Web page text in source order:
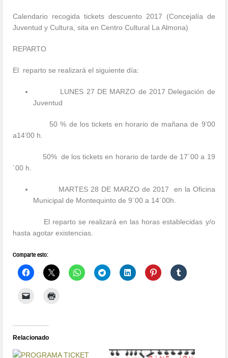
Calendario recogida tickets descuento 2017 (Concejalía de
Juventud y Cultura, sita en Centro Cultural La Almona)
REPARTO
El reparto se realizará el siguiente día:
LUNES 27 DE MARZO de 2017 Delegación de
Juventud
50 % de los tickets en horario de mañana de 9’00
a14’00 h.
50% de los tickets en horario de tarde de 17´00 a 19
´00 h.
MARTES 28 DE MARZO de 2017 en la Oficina
Municipal de Montequinto de 9´00 a 14´00h.
El reparto se realizará en las horas establecidas y/o
hasta agotar existencias.
Comparte esto:
Relacionado